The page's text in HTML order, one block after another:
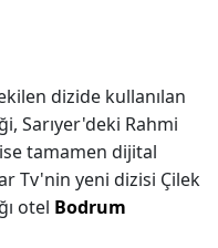
dizide kullanılan
Sarıyer'deki Rahmi
ise tamamen dijital
Tv'nin yeni dizisi Çilek
otel Bodrum